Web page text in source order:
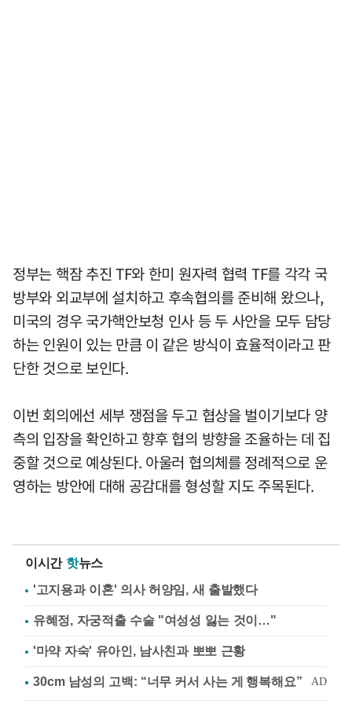
정부는 핵잠 추진 TF와 한미 원자력 협력 TF를 각각 국
방부와 외교부에 설치하고 후속협의를 준비해 왔으나,
미국의 경우 국가핵안보청 인사 등 두 사안을 모두 담당
하는 인원이 있는 만큼 이 같은 방식이 효율적이라고 판
단한 것으로 보인다.
이번 회의에선 세부 쟁점을 두고 협상을 벌이기보다 양
측의 입장을 확인하고 향후 협의 방향을 조율하는 데 집
중할 것으로 예상된다. 아울러 협의체를 정례적으로 운
영하는 방안에 대해 공감대를 형성할 지도 주목된다.
이시간 핫뉴스
'고지용과 이혼' 의사 허양임, 새 출발했다
유혜정, 자궁적출 수술 "여성성 잃는 것이…"
'마약 자숙' 유아인, 남사친과 뽀뽀 근황